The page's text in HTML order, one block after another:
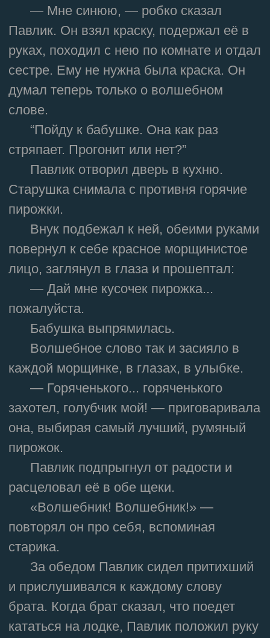
— Мне синюю, — робко сказал
Павлик. Он взял краску, подержал её в
руках, походил с нею по комнате и отдал
сестре. Ему не нужна была краска. Он
думал теперь только о волшебном
слове.
“Пойду к бабушке. Она как раз
стряпает. Прогонит или нет?”
Павлик отворил дверь в кухню.
Старушка снимала с противня горячие
пирожки.
Внук подбежал к ней, обеими руками
повернул к себе красное морщинистое
лицо, заглянул в глаза и прошептал:
— Дай мне кусочек пирожка...
пожалуйста.
Бабушка выпрямилась.
Волшебное слово так и засияло в
каждой морщинке, в глазах, в улыбке.
— Горяченького... горяченького
захотел, голубчик мой! — приговаривала
она, выбирая самый лучший, румяный
пирожок.
Павлик подпрыгнул от радости и
расцеловал её в обе щеки.
«Волшебник! Волшебник!» —
повторял он про себя, вспоминая
старика.
За обедом Павлик сидел притихший
и прислушивался к каждому слову
брата. Когда брат сказал, что поедет
кататься на лодке, Павлик положил руку